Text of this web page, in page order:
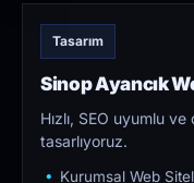
Tasarım
Sinop Ayancık
Hızlı, SEO uyumlu
tasarlıyoruz.
Kurumsal Web